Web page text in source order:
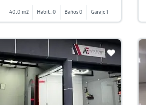
40.0 m2 Habit. 0 Baños 0 Garaje 1